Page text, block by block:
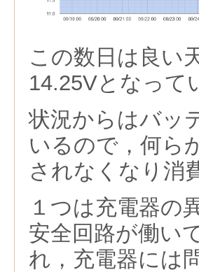
この数日は良い
14.25Vとなって
状況からはバッ
いるので，何ら
されなくなり消
１つは充電器の
安全回路が働い
れ，充電器には